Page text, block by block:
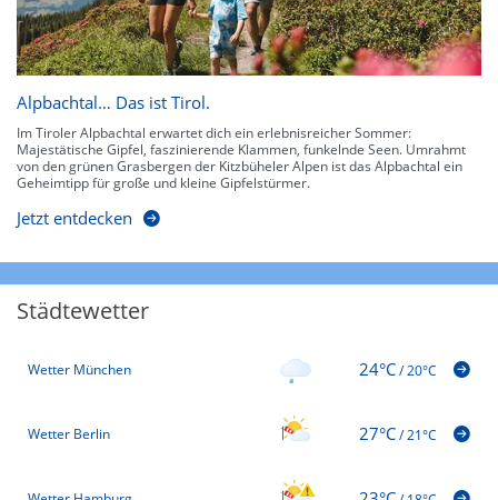
Alpbachtal… Das ist Tirol.
Im Tiroler Alpbachtal erwartet dich ein erlebnisreicher Sommer:
Majestätische Gipfel, faszinierende Klammen, funkelnde Seen. Umrahmt
von den grünen Grasbergen der Kitzbüheler Alpen ist das Alpbachtal ein
Geheimtipp für große und kleine Gipfelstürmer.
Jetzt entdecken
Städtewetter
Wetter München 24°C/20°C
Wetter Berlin 27°C/21°C